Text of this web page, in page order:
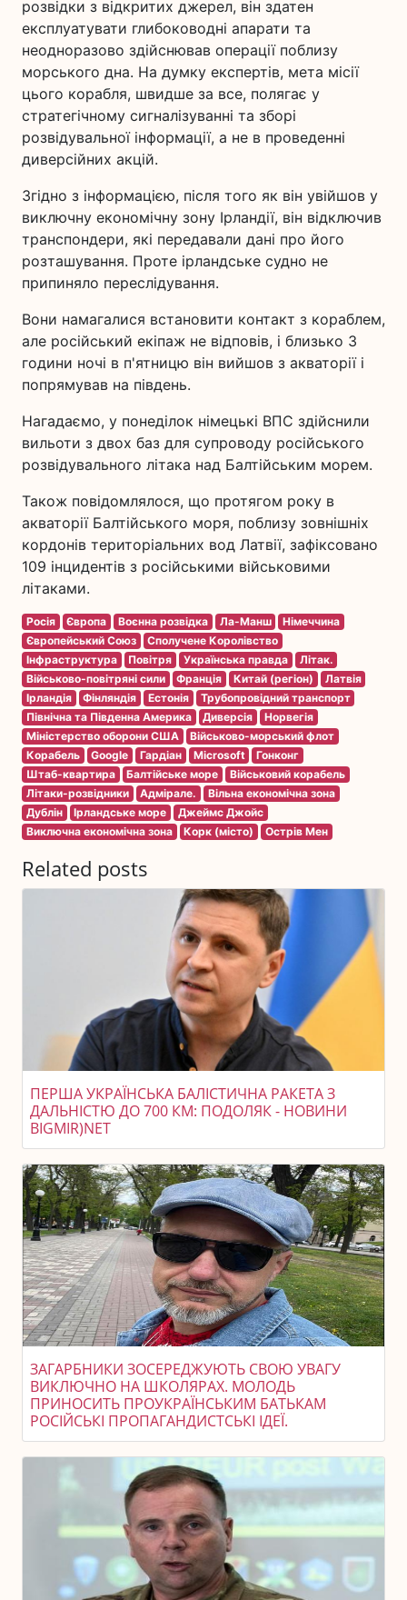
розвідки з відкритих джерел, він здатен
експлуатувати глибоководні апарати та
неодноразово здійснював операції поблизу
морського дна. На думку експертів, мета місії
цього корабля, швидше за все, полягає у
стратегічному сигналізуванні та зборі
розвідувальної інформації, а не в проведенні
диверсійних акцій.
Згідно з інформацією, після того як він увійшов у
виключну економічну зону Ірландії, він відключив
транспондери, які передавали дані про його
розташування. Проте ірландське судно не
припиняло переслідування.
Вони намагалися встановити контакт з кораблем,
але російський екіпаж не відповів, і близько 3
години ночі в п'ятницю він вийшов з акваторії і
попрямував на південь.
Нагадаємо, у понеділок німецькі ВПС здійснили
вильоти з двох баз для супроводу російського
розвідувального літака над Балтійським морем.
Також повідомлялося, що протягом року в
акваторії Балтійського моря, поблизу зовнішніх
кордонів територіальних вод Латвії, зафіксовано
109 інцидентів з російськими військовими
літаками.
Росія Європа Воєнна розвідка Ла-Манш
Німеччина
Європейський Союз
Сполучене Королівство
Інфраструктура
Повітря Українська правда
Літак.
Військово-повітряні сили
Франція Китай (регіон)
Латвія
Ірландія
Фінляндія Естонія
Трубопровідний транспорт
Північна та Південна Америка
Диверсія
Норвегія
Міністерство оборони США
Військово-морський флот
Корабель
Google Гардіан Microsoft
Гонконг
Штаб-квартира
Балтійське море
Військовий корабель
Літаки-розвідники
Адмірале.
Вільна економічна зона
Дублін
Ірландське море
Джеймс Джойс
Виключна економічна зона
Корк (місто) Острів Мен
Related posts
ПЕРША УКРАЇНСЬКА БАЛІСТИЧНА РАКЕТА З
ДАЛЬНІСТЮ ДО 700 КМ: ПОДОЛЯК - НОВИНИ
BIGMIR)NET
ЗАГАРБНИКИ ЗОСЕРЕДЖУЮТЬ СВОЮ УВАГУ
ВИКЛЮЧНО НА ШКОЛЯРАХ. МОЛОДЬ
ПРИНОСИТЬ ПРОУКРАЇНСЬКИМ БАТЬКАМ
РОСІЙСЬКІ ПРОПАГАНДИСТСЬКІ ІДЕЇ.